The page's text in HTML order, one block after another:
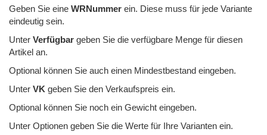
Geben Sie eine WRNummer ein. Diese muss für jede Variante
eindeutig sein.
Unter Verfügbar geben Sie die verfügbare Menge für diesen
Artikel an.
Optional können Sie auch einen Mindestbestand eingeben.
Unter VK geben Sie den Verkaufspreis ein.
Optional können Sie noch ein Gewicht eingeben.
Unter Optionen geben Sie die Werte für Ihre Varianten ein.